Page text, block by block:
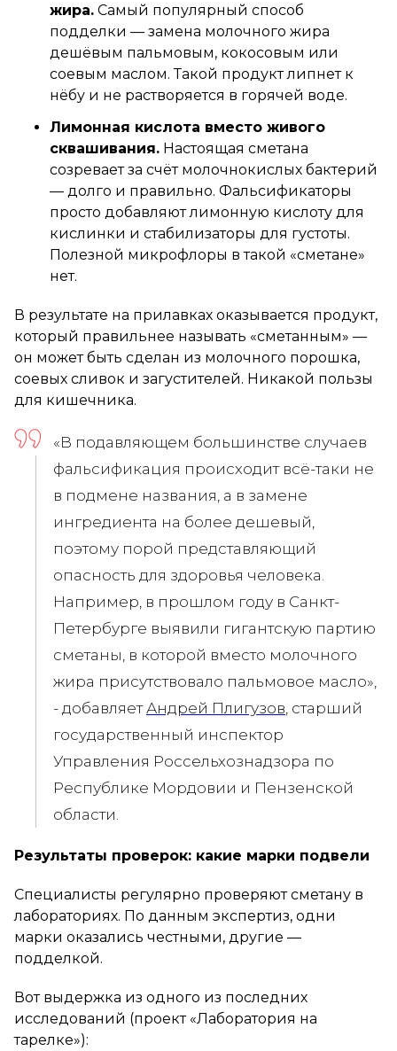
жира. Самый популярный способ
подделки — замена молочного жира
дешёвым пальмовым, кокосовым или
соевым маслом. Такой продукт липнет к
нёбу и не растворяется в горячей воде.
Лимонная кислота вместо живого
сквашивания. Настоящая сметана
созревает за счёт молочнокислых бактерий
— долго и правильно. Фальсификаторы
просто добавляют лимонную кислоту для
кислинки и стабилизаторы для густоты.
Полезной микрофлоры в такой «сметане»
нет.
В результате на прилавках оказывается продукт,
который правильнее называть «сметанным» —
он может быть сделан из молочного порошка,
соевых сливок и загустителей. Никакой пользы
для кишечника.
«В подавляющем большинстве случаев
фальсификация происходит всё-таки не
в подмене названия, а в замене
ингредиента на более дешевый,
поэтому порой представляющий
опасность для здоровья человека.
Например, в прошлом году в Санкт-
Петербурге выявили гигантскую партию
сметаны, в которой вместо молочного
жира присутствовало пальмовое масло»,
- добавляет Андрей Плигузов , старший
государственный инспектор
Управления Россельхознадзора по
Республике Мордовии и Пензенской
области.
Результаты проверок: какие марки подвели
Специалисты регулярно проверяют сметану в
лабораториях. По данным экспертиз, одни
марки оказались честными, другие —
подделкой.
Вот выдержка из одного из последних
исследований (проект «Лаборатория на
тарелке»):